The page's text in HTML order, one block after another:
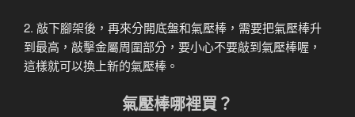
2. 敲下腳架後，再來分開底盤和氣壓棒，需要把氣壓棒升
到最高，敲擊金屬周圍部分，要小心不要敲到氣壓棒喔，
這樣就可以換上新的氣壓棒。
氣壓棒哪裡買？